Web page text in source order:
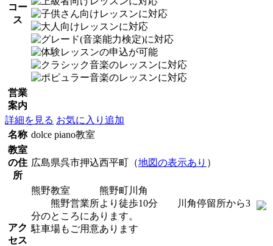
コー
ス
営業
案内
詳細を見る お気に入り追加
名称 dolce piano教室
教室
の住
所
広島県呉市押込西平町（地図の表示あり ）
アク
セス
熊野教室 熊野町川角
熊野営業所より徒歩10分 川角停留所から3
分のところにあります。
駐車場もご用意あります